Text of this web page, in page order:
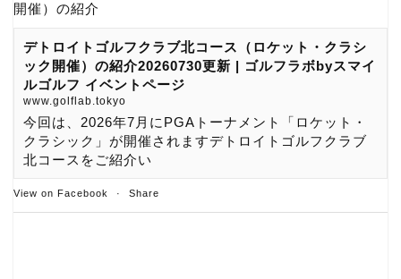
開催）の紹介
デトロイトゴルフクラブ北コース（ロケット・クラシ
ック開催）の紹介20260730更新 | ゴルフラボbyスマイ
ルゴルフ イベントページ
www.golflab.tokyo
今回は、2026年7月にPGAトーナメント「ロケット・
クラシック」が開催されますデトロイトゴルフクラブ
北コースをご紹介い
View on Facebook · Share